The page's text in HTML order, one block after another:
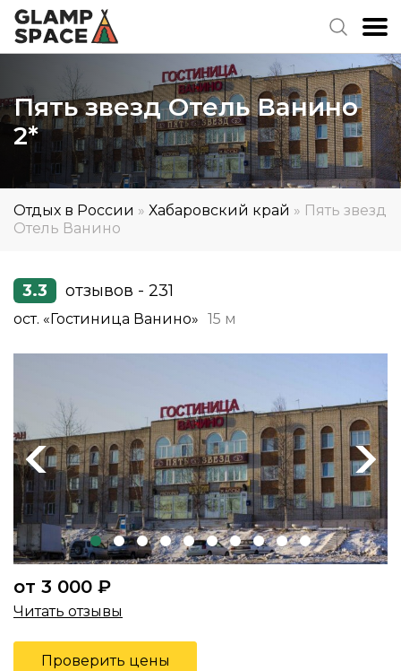
Пять звезд Отель Ванино
2*
Отдых в России » Хабаровский край » Пять звезд
Отель Ванино
3.3 отзывов - 231
ост. «Гостиница Ванино» 15 м
Previous Next
от 3 000 ₽
Читать отзывы
Проверить цены